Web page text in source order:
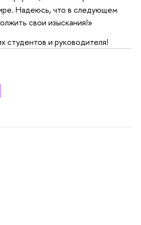
Надеюсь, что в следующем
свои изыскания!»
студентов и руководителя!